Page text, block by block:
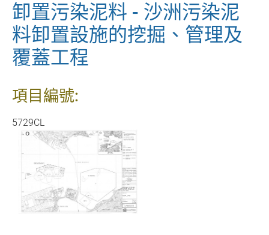
卸置污染泥料 - 沙洲污染泥
料卸置設施的挖掘、管理及
覆蓋工程
項目編號:
5729CL